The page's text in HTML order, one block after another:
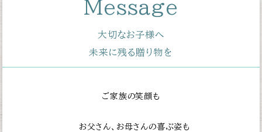
Message
大切なお子様へ
未来に残る贈り物を
ご家族の笑顔も
お父さん、お母さんの喜ぶ姿も